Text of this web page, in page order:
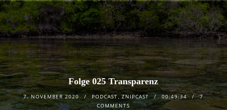
Folge 025 Transparenz
7. NOVEMBER 2020 PODCAST,ZNIPCAST 00:49:34
7
COMMENTS